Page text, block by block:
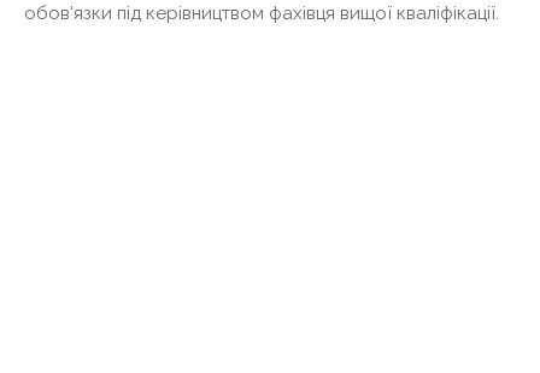
обов'язки під керівництвом фахівця вищої кваліфікації.